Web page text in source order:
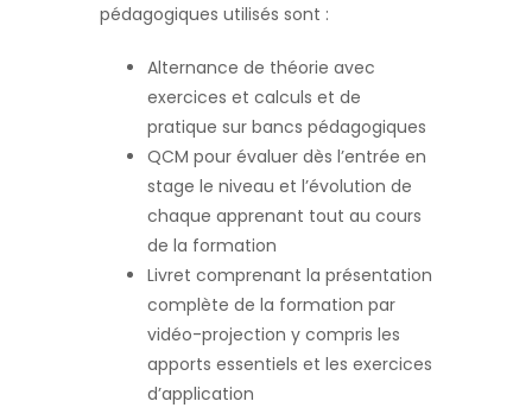
pédagogiques utilisés sont :
Alternance de théorie avec
exercices et calculs et de
pratique sur bancs pédagogiques
QCM pour évaluer dès l’entrée en
stage le niveau et l’évolution de
chaque apprenant tout au cours
de la formation
Livret comprenant la présentation
complète de la formation par
vidéo-projection y compris les
apports essentiels et les exercices
d’application